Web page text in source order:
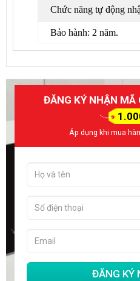
Chức năng tự động
Bảo hành: 2 năm.
ĐĂNG KÝ NHẬN MÃ
Áp dụng khi mua
ĐĂNG KÝ